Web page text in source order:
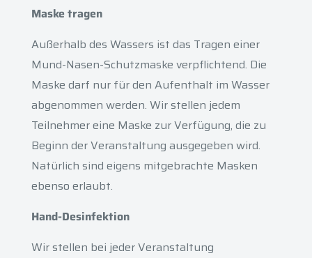
Maske tragen
Außerhalb des Wassers ist das Tragen einer
Mund-Nasen-Schutzmaske verpflichtend. Die
Maske darf nur für den Aufenthalt im Wasser
abgenommen werden. Wir stellen jedem
Teilnehmer eine Maske zur Verfügung, die zu
Beginn der Veranstaltung ausgegeben wird.
Natürlich sind eigens mitgebrachte Masken
ebenso erlaubt.
Hand-Desinfektion
Wir stellen bei jeder Veranstaltung